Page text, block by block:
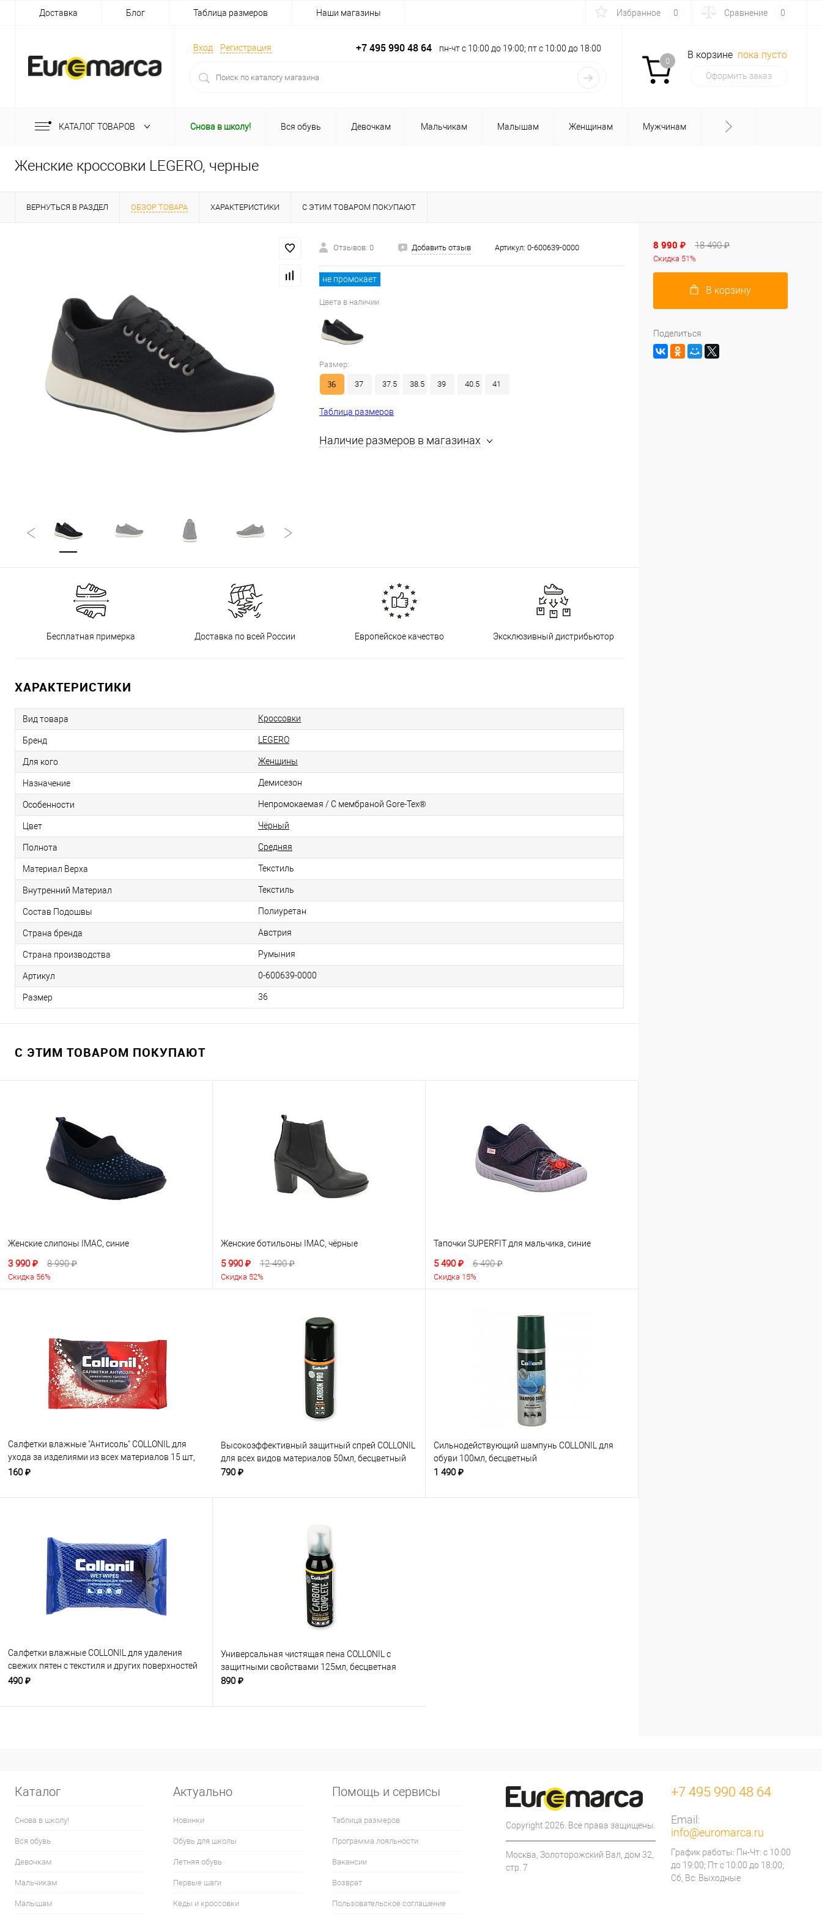
Доставка Блог Таблица размеров Наши магазины Избранное 0 Сравнение 0
Вход Регистрация +7 495 990 48 64 пн-чт с 10:00 до 19:00; пт с 10:00 до 18:00
0
В корзине пока пусто
Оформить заказ
КАТАЛОГ ТОВАРОВ Снова в школу! Вся обувь Девочкам Мальчикам Малышам Женщинам Мужчинам
Женские кроссовки LEGERO, черные
ВЕРНУТЬСЯ В РАЗДЕЛ ОБЗОР ТОВАРА ХАРАКТЕРИСТИКИ С ЭТИМ ТОВАРОМ ПОКУПАЮТ
Отзывов: 0 Добавить отзыв Артикул: 0-600639-0000
не промокает
Цвета в наличии
Размер:
36 37 37.5 38.5 39 40.5 41
Таблица размеров
Наличие размеров в магазинах
Бесплатная примерка Доставка по всей России Европейское качество Эксклюзивный дистрибьютор
ХАРАКТЕРИСТИКИ
Вид товара Кроссовки
Бренд LEGERO
Для кого Женщины
Назначение Демисезон
Особенности Непромокаемая / С мембраной Gore-Tex®
Цвет Чёрный
Полнота Средняя
Материал Верха Текстиль
Внутренний Материал Текстиль
Состав Подошвы Полиуретан
Страна бренда Австрия
Страна производства Румыния
Артикул 0-600639-0000
Размер 36
С ЭТИМ ТОВАРОМ ПОКУПАЮТ
Женские слипоны IMAC, синие
3 990 ₽ 8 990 ₽
Скидка 56%
Женские ботильоны IMAC, чёрные
5 990 ₽ 12 490 ₽
Скидка 52%
Тапочки SUPERFIT для мальчика, синие
5 490 ₽ 6 490 ₽
Скидка 15%
Салфетки влажные "Антисоль" COLLONIL для
ухода за изделиями из всех материалов 15 шт,
бесцветные
160 ₽
Высокоэффективный защитный спрей COLLONIL
для всех видов материалов 50мл, бесцветный
790 ₽
Сильнодействующий шампунь COLLONIL для
обуви 100мл, бесцветный
1 490 ₽
Салфетки влажные COLLONIL для удаления
свежих пятен с текстиля и других поверхностей
15 шт, бесцветные
490 ₽
Универсальная чистящая пена COLLONIL с
защитными свойствами 125мл, бесцветная
890 ₽
8 990 ₽ 18 490 ₽
Скидка 51%
В корзину
Поделиться
Каталог
Снова в школу!
Вся обувь
Девочкам
Мальчикам
Малышам
Актуально
Новинки
Обувь для школы
Летняя обувь
Первые шаги
Кеды и кроссовки
Помощь и сервисы
Таблица размеров
Программа лояльности
Вакансии
Возврат
Пользовательское соглашение
Copyright 2026. Все права защищены.
Москва, Золоторожский Вал, дом 32,
стр. 7
+7 495 990 48 64
Email:
info@euromarca.ru
График работы: Пн-Чт: с 10:00
до 19:00; Пт с 10:00 до 18:00;
Сб, Вс: Выходные